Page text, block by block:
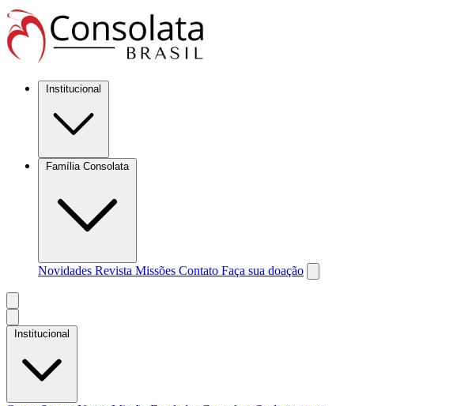
Institucional
Família Consolata
Novidades Revista Missões Contato Faça sua doação
Institucional